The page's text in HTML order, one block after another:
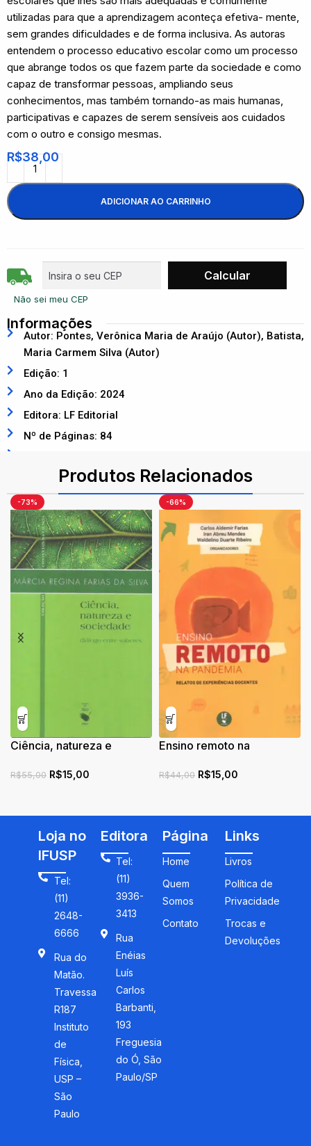
utilizadas para que a aprendizagem aconteça efetiva- mente,
sem grandes dificuldades e de forma inclusiva. As autoras
entendem o processo educativo escolar como um processo
que abrange todos os que fazem parte da sociedade e como
capaz de transformar pessoas, ampliando seus
conhecimentos, mas também tornando-as mais humanas,
participativas e capazes de serem sensíveis aos cuidados
com o outro e consigo mesmas.
R$38,00
ADICIONAR AO CARRINHO
Não sei meu CEP
Informações
Autor: Pontes, Verônica Maria de Araújo (Autor), Batista,
Maria Carmem Silva (Autor)
Edição: 1
Ano da Edição: 2024
Editora: LF Editorial
Nº de Páginas: 84
Produtos Relacionados
-73%
Ciência, natureza e
saberes
R$55,00 R$15,00
-66%
Ensino remoto na
experiências docentes
R$44,00 R$15,00
Loja no
IFUSP
Tel:
(11)
2648-
6666
Rua do
Matão.
Travessa
R187
Instituto
de
Física,
USP –
São
Paulo
Editora
Tel:
(11)
3936-
3413
Rua
Enéias
Luís
Carlos
Barbanti,
193
Freguesia
do Ó, São
Paulo/SP
Página
Home
Quem
Somos
Contato
Links
Livros
Política de
Privacidade
Trocas e
Devoluções